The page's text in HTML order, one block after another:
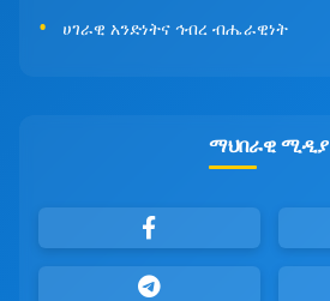
ሀገራዊ አንድነትና ኅብረ ብሔራዊነት
ማህበራዊ ሚዲያ